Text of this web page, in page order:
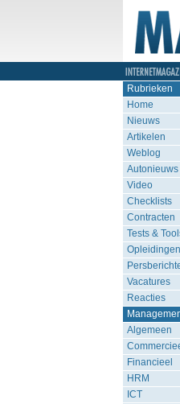
Rubrieken
Home
Nieuws
Artikelen
Weblog
Autonieuws
Video
Checklists
Contracten
Tests &
Opleidingen
Vacatures
Reacties
Algemeen
Financieel
HRM
ICT